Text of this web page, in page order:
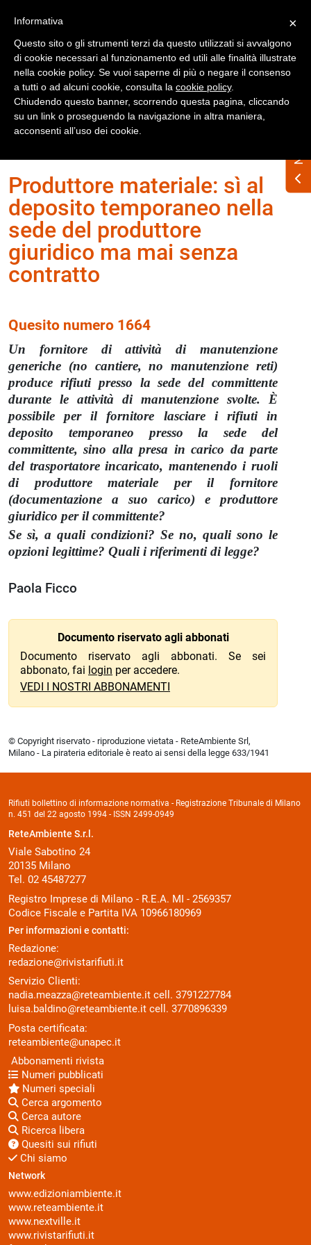
Accedi
Home
Numero Rifiuti n. 334 gennaio 2025
Quesiti
Produttore materiale: sì al
deposito temporaneo nella
sede del produttore
giuridico ma mai senza
contratto
Quesito numero 1664
Un fornitore di attività di manutenzione
generiche (no cantiere, no manutenzione reti)
produce rifiuti presso la sede del committente
durante le attività di manutenzione svolte. È
possibile per il fornitore lasciare i rifiuti in
deposito temporaneo presso la sede del
committente, sino alla presa in carico da parte
del trasportatore incaricato, mantenendo i ruoli
di produttore materiale per il fornitore
(documentazione a suo carico) e produttore
giuridico per il committente?
Se sì, a quali condizioni? Se no, quali sono le
opzioni legittime? Quali i riferimenti di legge?
Paola Ficco
Documento riservato agli abbonati
Documento riservato agli abbonati. Se sei
abbonato, fai login per accedere.
VEDI I NOSTRI ABBONAMENTI
© Copyright riservato - riproduzione vietata - ReteAmbiente Srl,
Milano - La pirateria editoriale è reato ai sensi della legge 633/1941
Rifiuti bollettino di informazione normativa - Registrazione Tribunale di Milano
n. 451 del 22 agosto 1994 - ISSN 2499-0949
ReteAmbiente S.r.l.
Viale Sabotino 24
20135 Milano
Tel. 02 45487277
Registro Imprese di Milano - R.E.A. MI - 2569357
Codice Fiscale e Partita IVA 10966180969
Per informazioni e contatti:
Redazione:
redazione@rivistarifiuti.it
Servizio Clienti:
nadia.meazza@reteambiente.it cell. 3791227784
luisa.baldino@reteambiente.it cell. 3770896339
Posta certificata:
reteambiente@unapec.it
Abbonamenti rivista
Numeri pubblicati
Numeri speciali
Cerca argomento
Cerca autore
Ricerca libera
Quesiti sui rifiuti
Chi siamo
Network
www.edizioniambiente.it
www.reteambiente.it
www.nextville.it
www.rivistarifiuti.it
×
Informativa
Questo sito o gli strumenti terzi da questo utilizzati si avvalgono
di cookie necessari al funzionamento ed utili alle finalità illustrate
nella cookie policy. Se vuoi saperne di più o negare il consenso
a tutti o ad alcuni cookie, consulta la cookie policy.
Chiudendo questo banner, scorrendo questa pagina, cliccando
su un link o proseguendo la navigazione in altra maniera,
acconsenti all’uso dei cookie.